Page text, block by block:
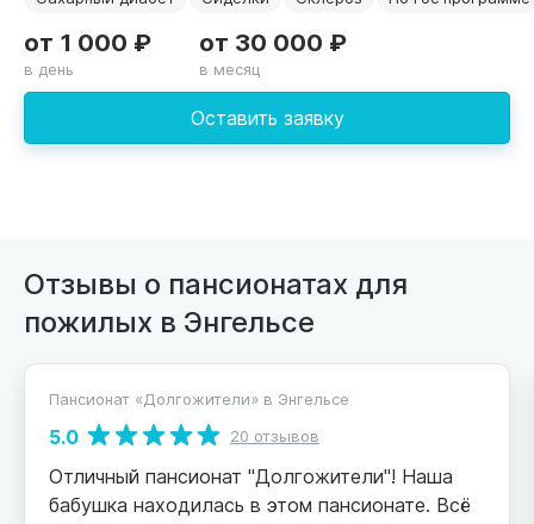
Оставить заявку
от 1 000 ₽
в день
от 30 000 ₽
в месяц
Отзывы о пансионатах для
пожилых в Энгельсе
Пансионат «Долгожители» в Энгельсе
5.0 20 отзывов
Отличный пансионат "Долгожители"! Наша
бабушка находилась в этом пансионате. Всё